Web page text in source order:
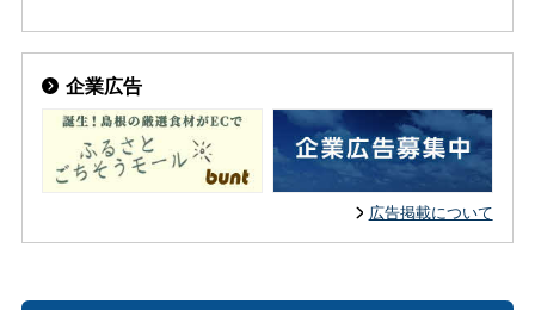
企業広告
広告掲載について